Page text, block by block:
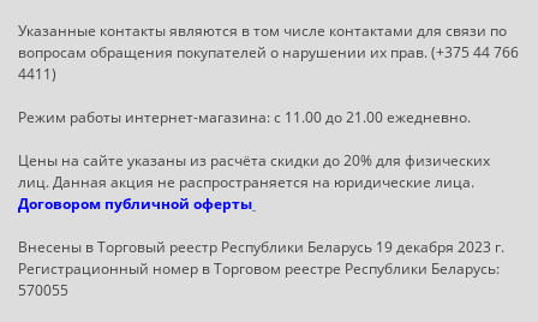
Указанные контакты являются в том числе контактами для связи по
вопросам обращения покупателей о нарушении их прав. (+375 44 766
4411)
Режим работы интернет-магазина: с 11.00 до 21.00 ежедневно.
Цены на сайте указаны из расчёта скидки до 20% для физических
лиц. Данная акция не распространяется на юридические лица.
Договором публичной оферты
Внесены в Торговый реестр Республики Беларусь 19 декабря 2023 г.
Регистрационный номер в Торговом реестре Республики Беларусь:
570055